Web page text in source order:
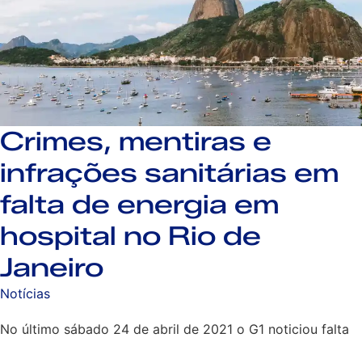
Crimes, mentiras e
infrações sanitárias em
falta de energia em
hospital no Rio de
Janeiro
Notícias
No último sábado 24 de abril de 2021 o G1 noticiou falta